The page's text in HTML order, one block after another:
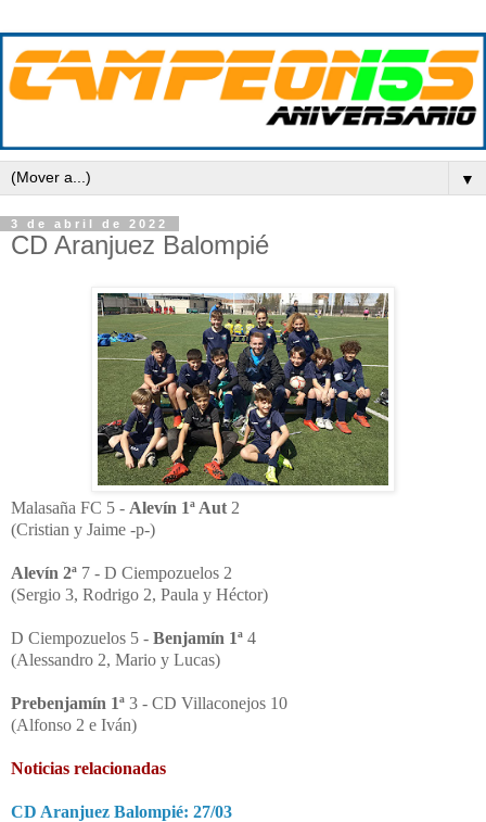
▼
3 de abril de 2022
CD Aranjuez Balompié
Malasaña FC 5 - Alevín 1ª Aut 2
(Cristian y Jaime -p-)
Alevín 2ª 7 - D Ciempozuelos 2
(Sergio 3, Rodrigo 2, Paula y Héctor)
D Ciempozuelos 5 - Benjamín 1ª 4
(Alessandro 2, Mario y Lucas)
Prebenjamín 1ª 3 - CD Villaconejos 10
(Alfonso 2 e Iván)
Noticias relacionadas
CD Aranjuez Balompié: 27/03